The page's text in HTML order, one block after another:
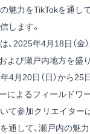
魅力をTikTokを通し
します。
、2025年4月18日（金
よび瀬戸内地方を盛
4月20日（日）から25
によるフィールドワ
て参加クリエイター
通して、瀬戸内の魅